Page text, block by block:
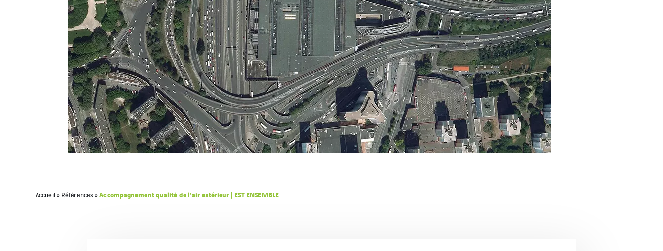
Accueil» Références»Accompagnement qualité de l’air extérieur | EST ENSEMBLE